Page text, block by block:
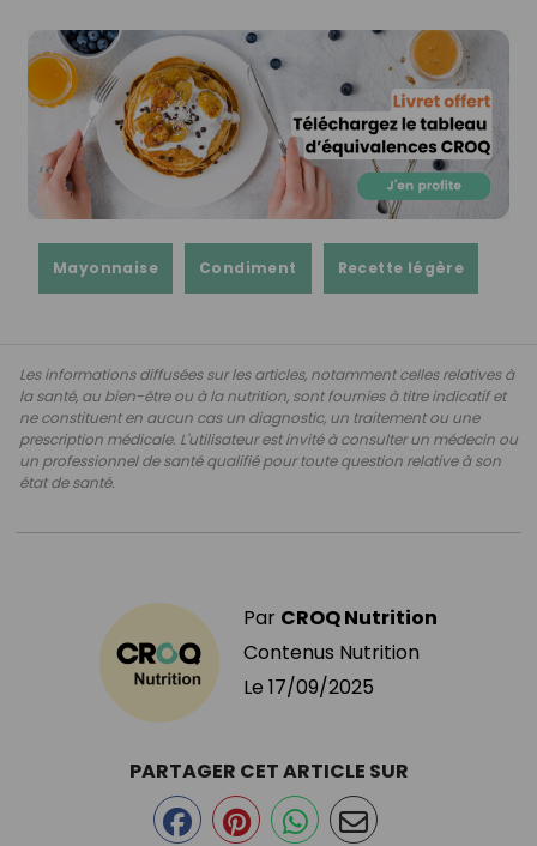
Mayonnaise Condiment Recette légère
Les informations diffusées sur les articles, notamment celles relatives à
la santé, au bien-être ou à la nutrition, sont fournies à titre indicatif et
ne constituent en aucun cas un diagnostic, un traitement ou une
prescription médicale. L'utilisateur est invité à consulter un médecin ou
un professionnel de santé qualifié pour toute question relative à son
état de santé.
Par CROQ Nutrition
Contenus Nutrition
Le 17/09/2025
PARTAGER CET ARTICLE SUR